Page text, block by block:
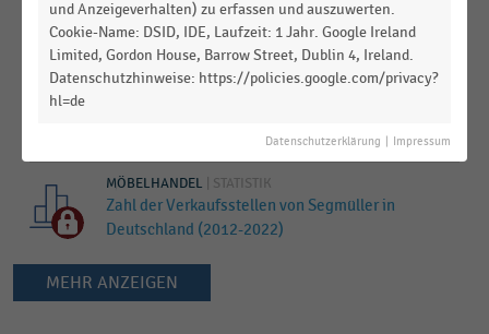
Umsatz von Segmüller in Deutschland (2012-2022)
STATISTIK
Deutschland nach Vertriebslinien (2012-2022)
MÖBELHANDEL STATISTIK
Zahl der Verkaufsstellen von Segmüller in
Deutschland (2012-2022)
MEHR ANZEIGEN
und Anzeigeverhalten) zu erfassen und auszuwerten.
Cookie-Name: DSID, IDE, Laufzeit: 1 Jahr. Google Ireland
Limited, Gordon House, Barrow Street, Dublin 4, Ireland.
Datenschutzhinweise: https://policies.google.com/privacy?
hl=de
Datenschutzerklärung Impressum